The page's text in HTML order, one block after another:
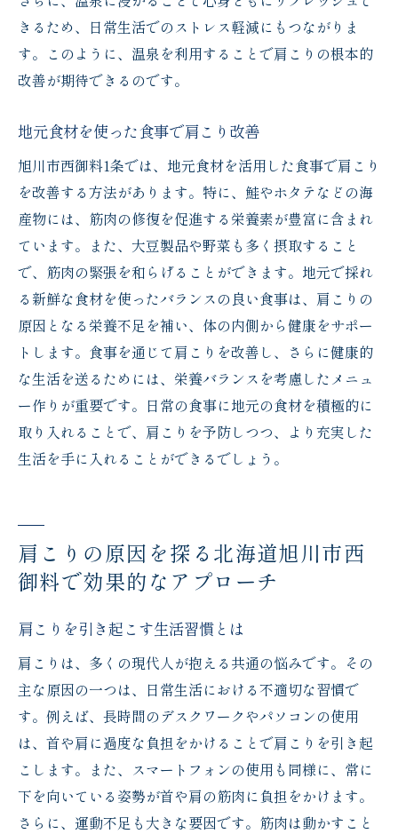
旭川市の気候を利用した健康管理
地域特有の環境音を使ったリラクゼーショ
ン
地域の観光資源を活用した健康増進
地元住民が教える肩こり予防の知恵
きるため、日常生活でのストレス軽減にもつながりま
す。このように、温泉を利用することで肩こりの根本的
改善が期待できるのです。
地元食材を使った食事で肩こり改善
旭川市西御料1条では、地元食材を活用した食事で肩こり
を改善する方法があります。特に、鮭やホタテなどの海
産物には、筋肉の修復を促進する栄養素が豊富に含まれ
ています。また、大豆製品や野菜も多く摂取すること
で、筋肉の緊張を和らげることができます。地元で採れ
る新鮮な食材を使ったバランスの良い食事は、肩こりの
原因となる栄養不足を補い、体の内側から健康をサポー
トします。食事を通じて肩こりを改善し、さらに健康的
な生活を送るためには、栄養バランスを考慮したメニュ
ー作りが重要です。日常の食事に地元の食材を積極的に
取り入れることで、肩こりを予防しつつ、より充実した
生活を手に入れることができるでしょう。
肩こりの原因を探る北海道旭川市西
御料で効果的なアプローチ
肩こりを引き起こす生活習慣とは
肩こりは、多くの現代人が抱える共通の悩みです。その
主な原因の一つは、日常生活における不適切な習慣で
す。例えば、長時間のデスクワークやパソコンの使用
は、首や肩に過度な負担をかけることで肩こりを引き起
こします。また、スマートフォンの使用も同様に、常に
下を向いている姿勢が首や肩の筋肉に負担をかけます。
さらに、運動不足も大きな要因です。筋肉は動かすこと